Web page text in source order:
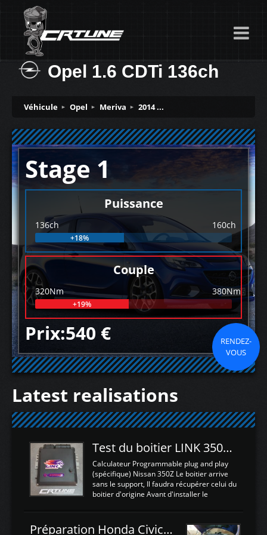
Opel 1.6 CDTi 136ch
Véhicule Opel Meriva 2014 ...
Stage 1
Puissance
136ch 160ch
+18%
Couple
320Nm 380Nm
+19%
Prix:540 €
RENDEZ-
VOUS
Latest realisations
Test du boitier LINK 350Z Plugin ECU
Calculateur Programmable plug and play
(spécifique) Nissan 350Z Le boitier arrive
sans le support, Il faudra récupérer celui du
boitier d'origine Avant d'installer le
d'envoyer l'information de la large bande
Préparation Honda Civic Type R FK2